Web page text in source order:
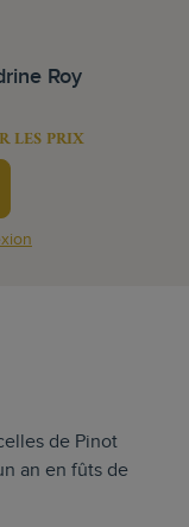
Roy
LES PRIX
de Pinot
an en fûts de